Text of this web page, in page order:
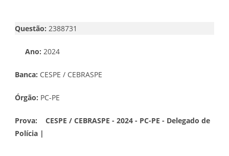
Questão: 2388731
Ano: 2024
Banca: CESPE / CEBRASPE
Órgão: PC-PE
Prova:
CESPE / CEBRASPE - 2024 - PC-PE - Delegado de
Polícia |